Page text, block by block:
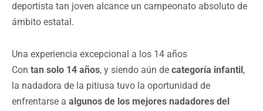
deportista tan joven alcance un campeonato absoluto de
ámbito estatal.
Una experiencia excepcional a los 14 años
Con tan solo 14 años, y siendo aún de categoría infantil ,
la nadadora de la pitiusa tuvo la oportunidad de
enfrentarse a algunos de los mejores nadadores del